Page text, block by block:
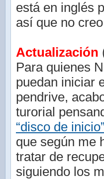
está en inglés
así que no
Actualización
Para quienes
puedan iniciar
pendrive,
turorial
“disco de
que según me
tratar de
siguiendo los